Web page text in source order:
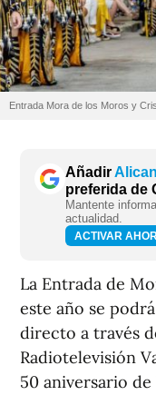
Entrada Mora de los Moros y
Añadir
preferida de
Mantente
actualidad.
ACTIVAR
La Entrada de
este año se
directo a través
Radiotelevisión
50 aniversario